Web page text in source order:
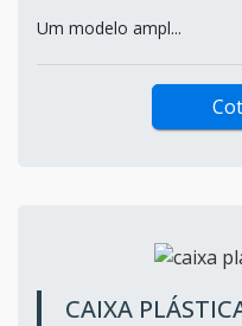
Um modelo ampl...
CAIXA